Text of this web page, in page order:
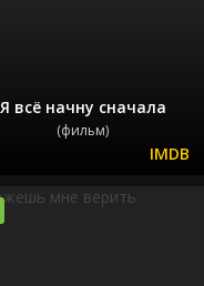
Я всё начну сначала
(фильм)